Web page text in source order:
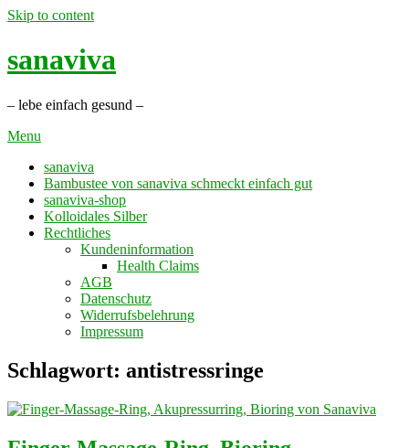
Skip to content
sanaviva
– lebe einfach gesund –
Menu
sanaviva
Bambustee von sanaviva schmeckt einfach gut
sanaviva-shop
Kolloidales Silber
Rechtliches
Kundeninformation
Health Claims
AGB
Datenschutz
Widerrufsbelehrung
Impressum
Schlagwort: antistressringe